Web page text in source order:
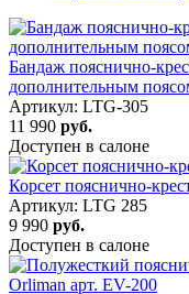
Бандаж пояснично-
дополнительным
Артикул: LTG-305
11 990 руб.
Доступен в салоне
Корсет пояснично-
Артикул: LTG 285
9 990 руб.
Доступен в салоне